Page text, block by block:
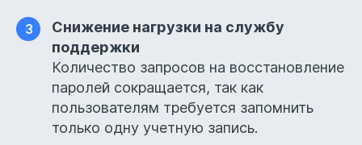
3
Снижение нагрузки на службу
поддержки
Количество запросов на восстановление
паролей сокращается, так как
пользователям требуется запомнить
только одну учетную запись.